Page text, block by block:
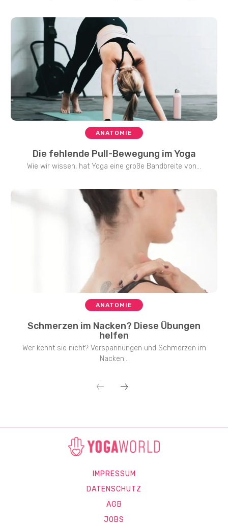
ANATOMIE
Die fehlende Pull-Bewegung im Yoga
Wie wir wissen, hat Yoga eine große Bandbreite von...
ANATOMIE
Schmerzen im Nacken? Diese Übungen
helfen
Wer kennt sie nicht? Verspannungen und Schmerzen im
Nacken...
IMPRESSUM
DATENSCHUTZ
AGB
JOBS